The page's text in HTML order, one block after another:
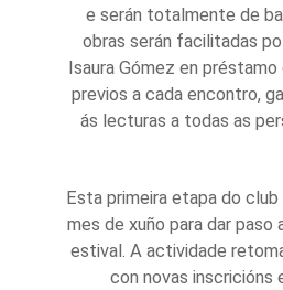
e serán totalmente de
obras serán facilitadas
Isaura Gómez en
previos a cada encontro,
ás lecturas a todas as
Esta primeira etapa do
mes de xuño para dar paso
estival. A actividade
con novas inscricións